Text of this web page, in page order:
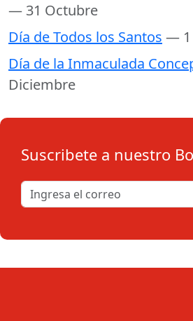
— 31 Octubre
Día de Todos los Santos — 1
Día de la Inmaculada
Diciembre
Suscribete a nuestro